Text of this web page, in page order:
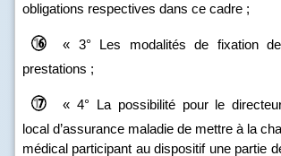
obligations respectives dans ce cadre ;
« 3° Les modalités de fixation
prestations ;
« 4° La possibilité pour le
local d’assurance maladie de mettre à la
médical participant au dispositif une partie